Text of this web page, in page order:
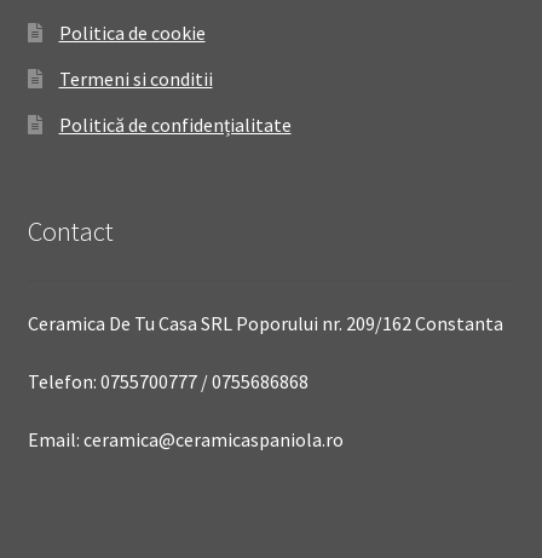
Politica de cookie
Termeni si conditii
Politică de confidențialitate
Contact
Ceramica De Tu Casa SRL Poporului nr. 209/162 Constanta
Telefon: 0755700777 / 0755686868
Email: ceramica@ceramicaspaniola.ro